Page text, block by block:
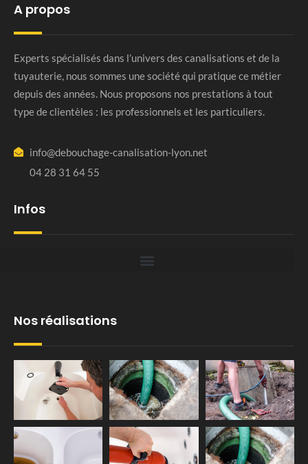
A propos
Experts spécialisés dans l’univers des canalisations et de la
tuyauterie, nous sommes une société qui pratique ce métier
depuis des années. Nous proposons nos prestations à tout
type de clientèles : les professionnels et les particuliers.
info@debouchage-canalisation-lyon.net
04 28 31 64 55
Infos
Nos réalisations